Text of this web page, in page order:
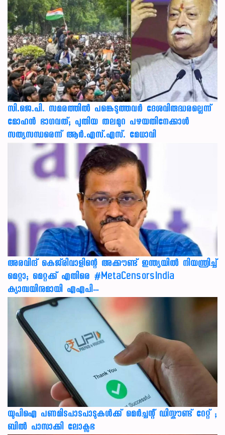
സി.ജെ.പി. സമരത്തിൽ പങ്കെടുത്തവർ ദേശവിരുദ്ധരല്ലെന്ന്
മോഹൻ ഭാഗവത്; പുതിയ തലമുറ പഴയതിനേക്കാൾ
സത്യസന്ധരെന്ന് ആർ.എസ്.എസ്. മേധാവി
അരവിന്ദ് കെജ്‌രിവാളിന്റെ അക്കൗണ്ട് ഇന്ത്യയിൽ നിയന്ത്രിച്ച്
മെറ്റാ; മെറ്റക്ക് എതിരെ #MetaCensorsIndia
ക്യാമ്പയിനുമായി എഎപി…
യുപിഐ പണമിടപാടപാടുകൾക്ക് മെർച്ചന്റ് ഡിസ്കൗണ്ട് റേറ്റ് ;
ബിൽ പാസാക്കി ലോക്സഭ